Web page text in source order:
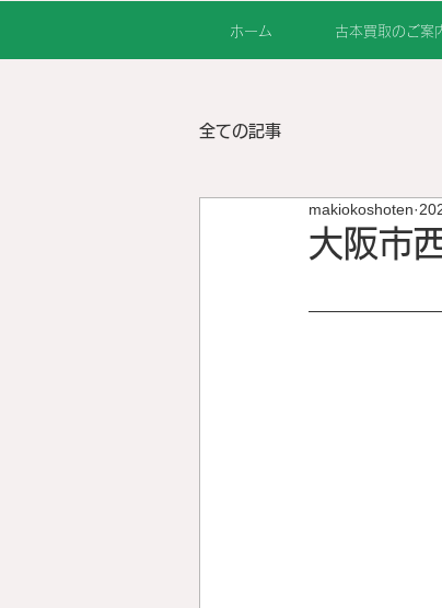
ホーム 古本買取のご案
全ての記事
大阪市
makiokoshoten